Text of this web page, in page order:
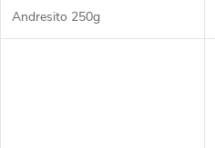
Andresito 250g